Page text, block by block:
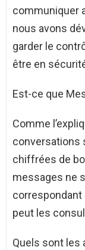
communiquer
nous avons
garder le
être en
Est-ce que
Comme
conversations
chiffrées de
messages ne
correspondant
peut les
Quels sont les